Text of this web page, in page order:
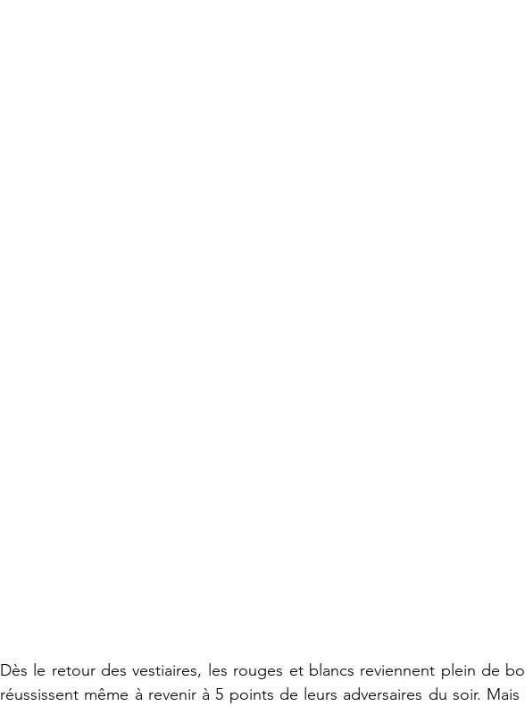
Dès le retour des vestiaires, les rouges et blancs reviennent plein de
réussissent même à revenir à 5 points de leurs adversaires du soir.